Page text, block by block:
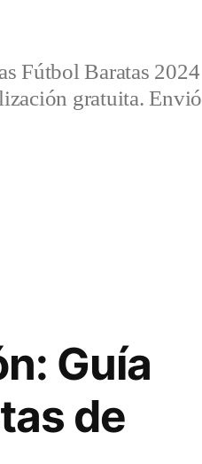
Fútbol Baratas 2024
gratuita. Envió
Guía
de